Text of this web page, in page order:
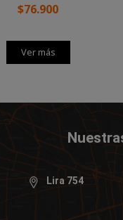
$76.900
Ver más
Lira 754